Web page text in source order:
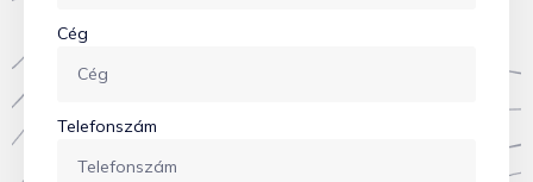
Cég
Telefonszám